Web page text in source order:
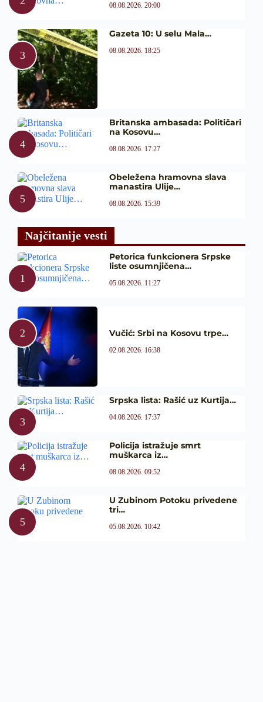
08.08.2026. 20:00
Gazeta 10: U selu Mala…
08.08.2026. 18:25
Britanska ambasada: Političari
na Kosovu…
08.08.2026. 17:27
Obeležena hramovna slava
manastira Ulije…
08.08.2026. 15:39
Najčitanije vesti
Petorica funkcionera Srpske
liste osumnjičena…
05.08.2026. 11:27
Vučić: Srbi na Kosovu trpe…
02.08.2026. 16:38
Srpska lista: Rašić uz Kurtija…
04.08.2026. 17:37
Policija istražuje smrt
muškarca iz…
08.08.2026. 09:52
U Zubinom Potoku privedene
tri…
05.08.2026. 10:42